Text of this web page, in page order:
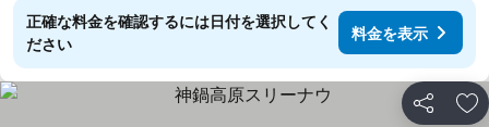
正確な料金を確認するには日付を選択してく
ださい
料金を表示
シェア お